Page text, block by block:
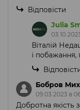
Відповісти
Julia
Віталій
і
Бобров
09.03.2023 в
Добротна якість